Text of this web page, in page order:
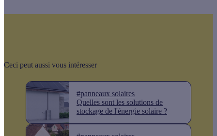
Ceci peut aussi vous intéresser
#panneaux solaires
Quelles sont les solutions de
stockage de l'énergie solaire ?